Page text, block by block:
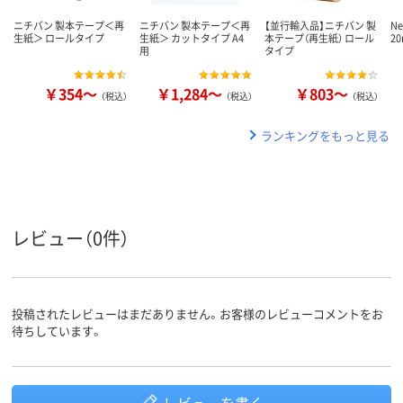
ニチバン 製本テープ＜再
生紙＞ ロールタイプ
￥354～ （税込）
ニチバン 製本テープ＜再
生紙＞ カットタイプ A4
用
￥1,284～ （税込）
【並行輸入品】ニチバン 製
本テープ（再生紙） ロール
タイプ
￥803～ （税込）
ランキングをもっと見る
レビュー（0件）
投稿されたレビューはまだありません。お客様のレビューコメントをお
待ちしています。